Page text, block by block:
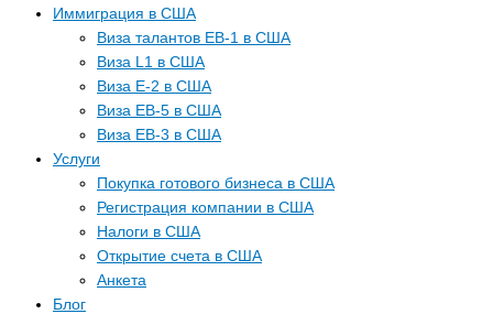
Иммиграция в США
Виза талантов EB-1 в США
Виза L1 в США
Виза E-2 в США
Виза EB-5 в США
Виза EB-3 в США
Услуги
Покупка готового бизнеса в США
Регистрация компании в США
Налоги в США
Открытие счета в США
Анкета
Блог